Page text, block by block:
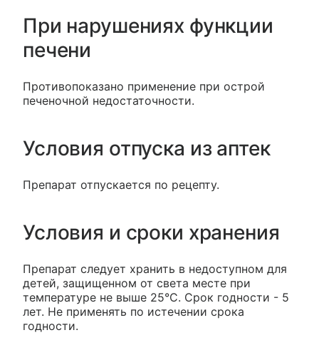
При нарушениях функции
печени
Противопоказано применение при острой
печеночной недостаточности.
Условия отпуска из аптек
Препарат отпускается по рецепту.
Условия и сроки хранения
Препарат следует хранить в недоступном для
детей, защищенном от света месте при
температуре не выше 25°С. Срок годности - 5
лет. Не применять по истечении срока
годности.